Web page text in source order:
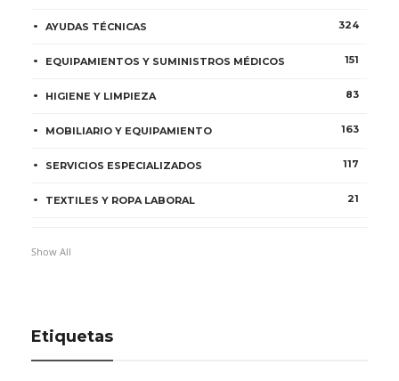
AYUDAS TÉCNICAS 324
EQUIPAMIENTOS Y SUMINISTROS MÉDICOS 151
HIGIENE Y LIMPIEZA 83
MOBILIARIO Y EQUIPAMIENTO 163
SERVICIOS ESPECIALIZADOS 117
TEXTILES Y ROPA LABORAL 21
Show All
Etiquetas